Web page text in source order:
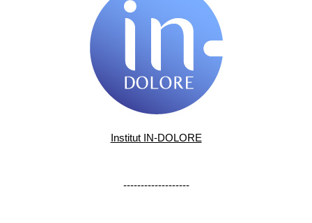
Institut IN-DOLORE
-------------------